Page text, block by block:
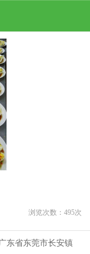
浏览次数： 495次
东省东莞市长安镇